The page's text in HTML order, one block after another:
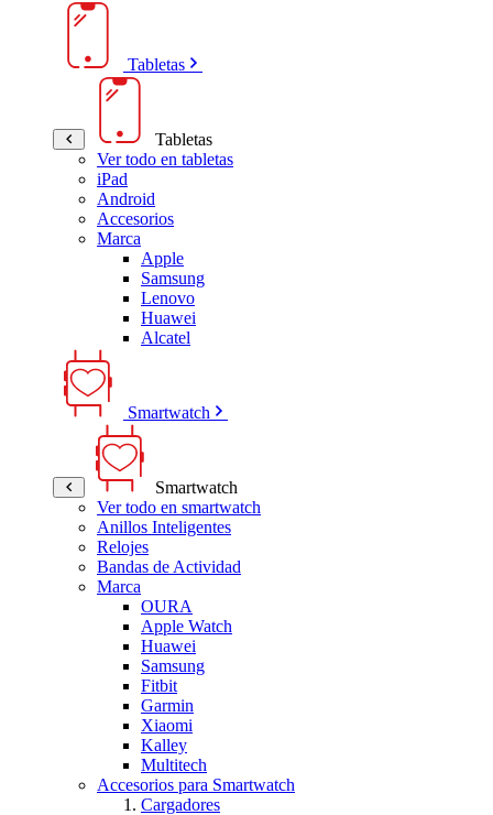
Tabletas
Tabletas
Ver todo en tabletas
iPad
Android
Accesorios
Marca
Apple
Samsung
Lenovo
Huawei
Alcatel
Smartwatch
Smartwatch
Ver todo en smartwatch
Anillos Inteligentes
Relojes
Bandas de Actividad
Marca
OURA
Apple Watch
Huawei
Samsung
Fitbit
Garmin
Xiaomi
Kalley
Multitech
Accesorios para Smartwatch
Cargadores